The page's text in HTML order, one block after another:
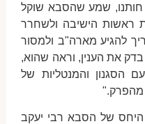
שמע שהסבא שוקל
ראשות הישיבה ולשחרר
להגיע מארה"ב ולמסור
את הענין, וראה שהוא,
הסגנון והמנטליות של
מהפרק."
היחס של הסבא רבי יעקב